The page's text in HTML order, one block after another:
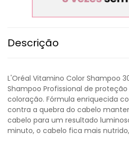
Descrição
L'Oréal Vitamino Color Shampoo
Shampoo Profissional de
coloração. Fórmula enriquecida
contra a quebra do cabelo
cabelo para um resultado
minuto, o cabelo fica mais